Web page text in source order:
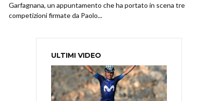
Garfagnana, un appuntamento che ha portato in scena tre
competizioni firmate da Paolo...
ULTIMI VIDEO